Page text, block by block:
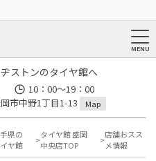
ストンのタイヤ館へ
10：00～19：00
市中野1丁目1-13
Map
県の
ヤ館
タイヤ館 盛岡
中央店TOP
店舗おスス
メ情報